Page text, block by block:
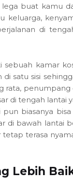
buat kamu
keluarga,
di
kamar
satu sisi
rata,
di tengah lantai
biasanya
di bawah lantai
tetap terasa
Lebih